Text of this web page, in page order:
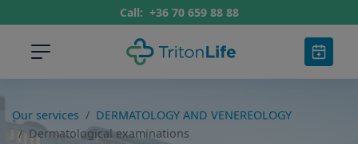
Call: +36 70 659 88 88
Our services
DERMATOLOGY AND VENEREOLOGY
Dermatological examinations